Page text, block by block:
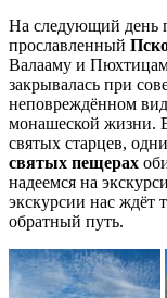
На следующий день
прославленный
Валааму и Пюхтицам
закрывалась при
неповреждённом
монашеской жизни.
святых старцев,
святых пещерах
надеемся на
экскурсии нас ждёт
обратный путь.